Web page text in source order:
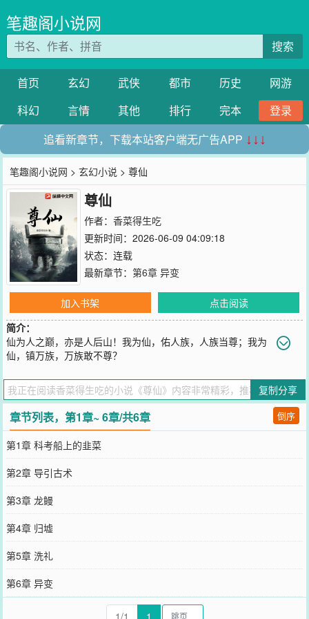
笔趣阁小说网
搜索
首页 玄幻 武侠 都市 历史
网游
科幻
言情 其他 排行 完本
登录
追看新章节，下载本站客户端无广告APP ↓↓↓
笔趣阁小说网 >玄幻小说 > 尊仙
尊仙
作者： 香菜得生吃
更新时间：2026-06-09 04:09:18
状态：连载
最新章节： 第6章 异变
加入书架
点击阅读
简介：
仙为人之巅，亦是人后山！我为仙，佑人族，人族当尊；我为
仙，镇万族，万族敢不尊？
朋友推荐哦！
复制分享
章节列表，第1章~ 6章/共6章 倒序
第1章 科考船上的韭菜
第2章 导引古术
第3章 龙鳗
第4章 归墟
第5章 洗礼
第6章 异变
1/1 1